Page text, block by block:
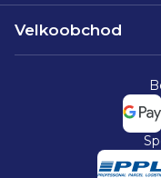
Velkoobchod